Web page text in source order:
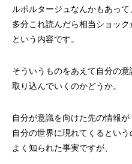
ルポルタージュなんかもあって
多分これ読んだら相当ショック
という内容です。
そういうものをあえて自分の意
取り込んでいくのかどうか。
自分が意識を向けた先の情報が
自分の世界に現れてくるという
よく知られた事実ですが、